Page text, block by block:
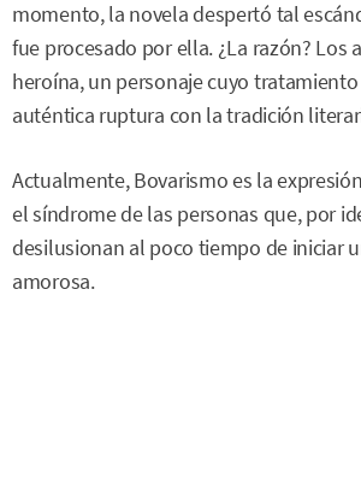
momento, la novela despertó tal
fue procesado por ella. ¿La razón? Los
heroína, un personaje cuyo
auténtica ruptura con la tradición
Actualmente, Bovarismo es la
el síndrome de las personas que, por
desilusionan al poco tiempo de iniciar
amorosa.